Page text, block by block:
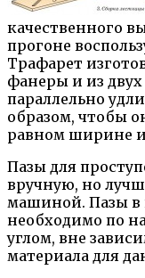
качественного
прогоне
Трафарет
фанеры и из
параллельно
образом, чтобы
равном ширине
Пазы для
вручную, но
машиной. Пазы в
необходимо по
углом, вне
материала для